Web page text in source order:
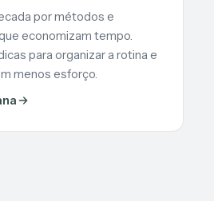
por métodos e
economizam tempo.
para organizar a rotina e
menos esforço.